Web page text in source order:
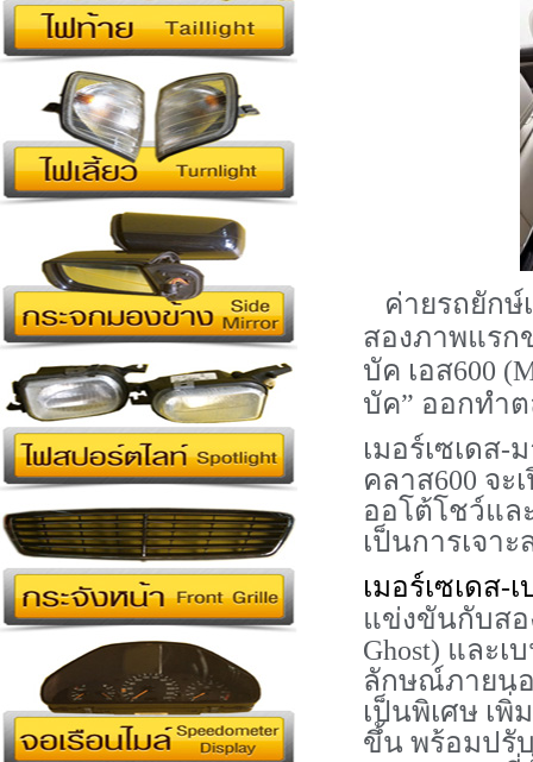
ค่ายรถยักษ์
สองภาพแรก
บัค เอส600
บัค” ออกทำ
เมอร์เซเดส-
คลาส600 จะ
ออโต้โชว์แล
เป็นการเจา
เมอร์เซเดส-
แข่งขันกับสอ
Ghost) และเ
ลักษณ์ภายน
เป็นพิเศษ เ
ขึ้น พร้อมปรั